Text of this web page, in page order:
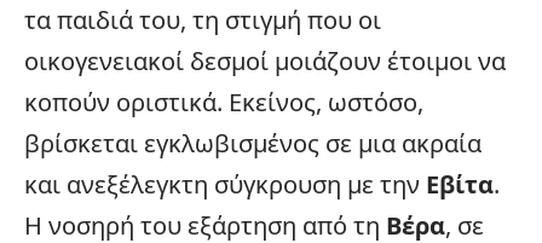
τα παιδιά του, τη στιγμή που οι
οικογενειακοί δεσμοί μοιάζουν έτοιμοι να
κοπούν οριστικά. Εκείνος, ωστόσο,
βρίσκεται εγκλωβισμένος σε μια ακραία
και ανεξέλεγκτη σύγκρουση με την Εβίτα.
Η νοσηρή του εξάρτηση από τη Βέρα, σε